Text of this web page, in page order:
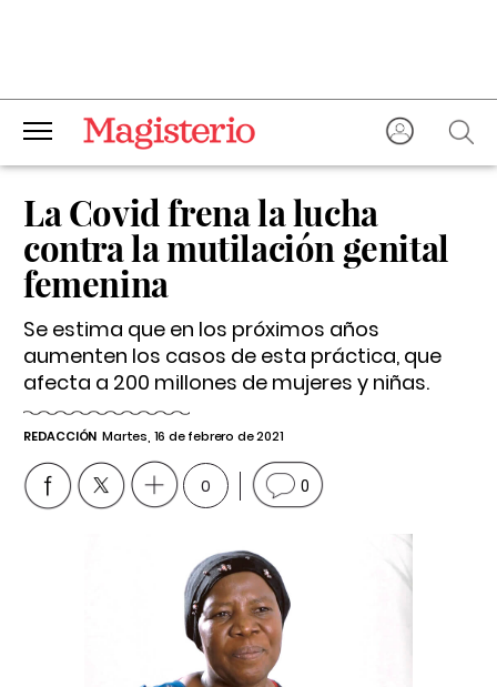
La Covid frena la lucha
contra la mutilación genital
femenina
Se estima que en los próximos años
aumenten los casos de esta práctica, que
afecta a 200 millones de mujeres y niñas.
REDACCIÓN Martes, 16 de febrero de 2021
0 0